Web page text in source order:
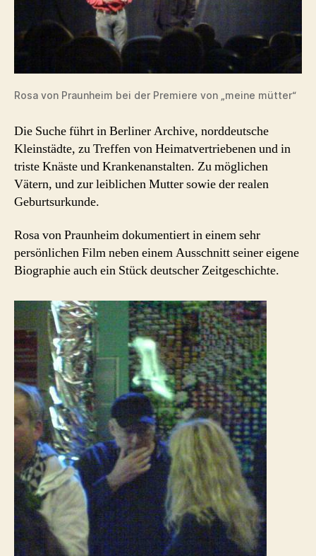
Rosa von Praunheim bei der Premiere von „meine mütter“
Die Suche führt in Berliner Archive, norddeutsche
Kleinstädte, zu Treffen von Heimatvertriebenen und in
triste Knäste und Krankenanstalten. Zu möglichen
Vätern, und zur leiblichen Mutter sowie der realen
Geburtsurkunde.
Rosa von Praunheim dokumentiert in einem sehr
persönlichen Film neben einem Ausschnitt seiner eigene
Biographie auch ein Stück deutscher Zeitgeschichte.